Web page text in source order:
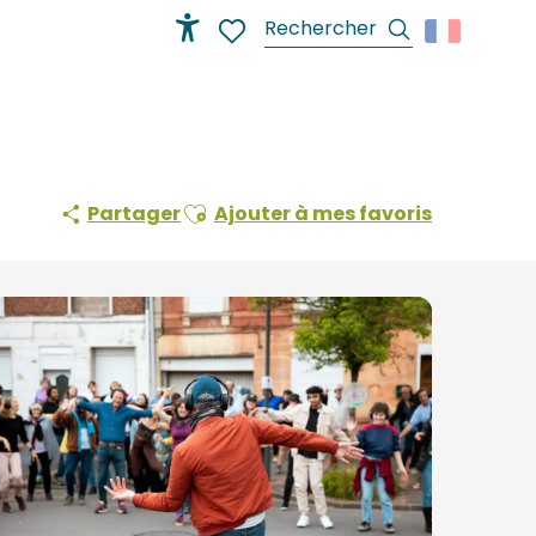
Recherche
PartagerAjouter aux favoris
Ajouter à mes favoris